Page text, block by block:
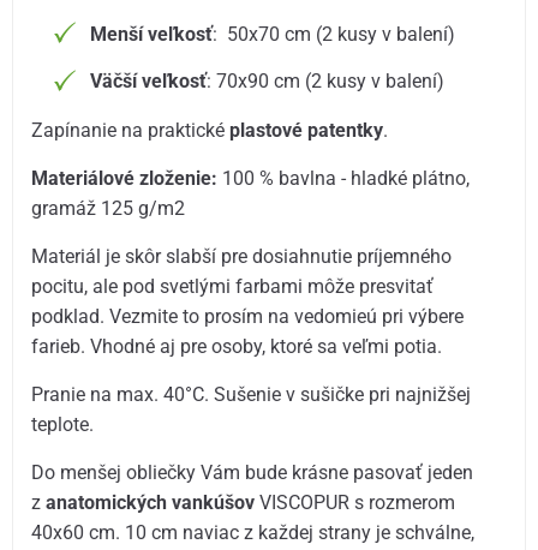
Menší veľkosť: 50x70 cm (2 kusy v balení)
Väčší veľkosť: 70x90 cm (2 kusy v balení)
Zapínanie na prakticképlastové patentky.
Materiálové zloženie: 100 % bavlna - hladké plátno,
gramáž 125 g/m2
Materiál je skôr slabší pre dosiahnutie príjemného
pocitu, ale pod svetlými farbami môže presvitať
podklad. Vezmite to prosím na vedomieú pri výbere
farieb. Vhodné aj pre osoby, ktoré sa veľmi potia.
Pranie na max. 40°C. Sušenie v sušičke pri najnižšej
teplote.
Do menšej obliečky Vám bude krásne pasovať jeden
zanatomických vankúšovVISCOPUR s rozmerom
40x60 cm. 10 cm naviac z každej strany je schválne,